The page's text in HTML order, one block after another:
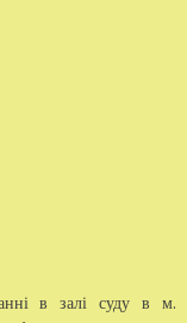
в залі суду в м.